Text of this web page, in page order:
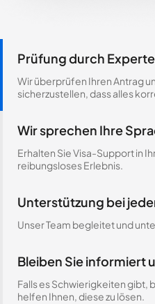
Prüfung durch
Wir überprüfen Ihren Antrag
sicherzustellen, dass alles
Wir sprechen Ihre
Erhalten Sie Visa-Support in
reibungsloses Erlebnis.
Unterstützung bei
Unser Team begleitet und
Bleiben Sie informiert
Falls es Schwierigkeiten gibt,
helfen Ihnen, diese zu lösen.